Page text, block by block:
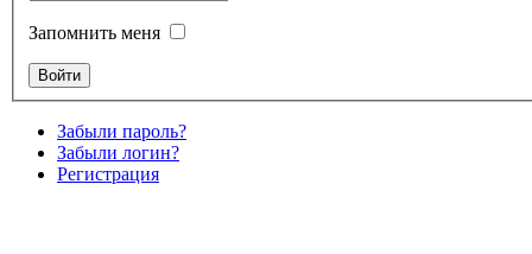
Запомнить меня
Забыли пароль?
Забыли логин?
Регистрация